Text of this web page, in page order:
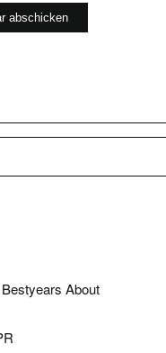
About